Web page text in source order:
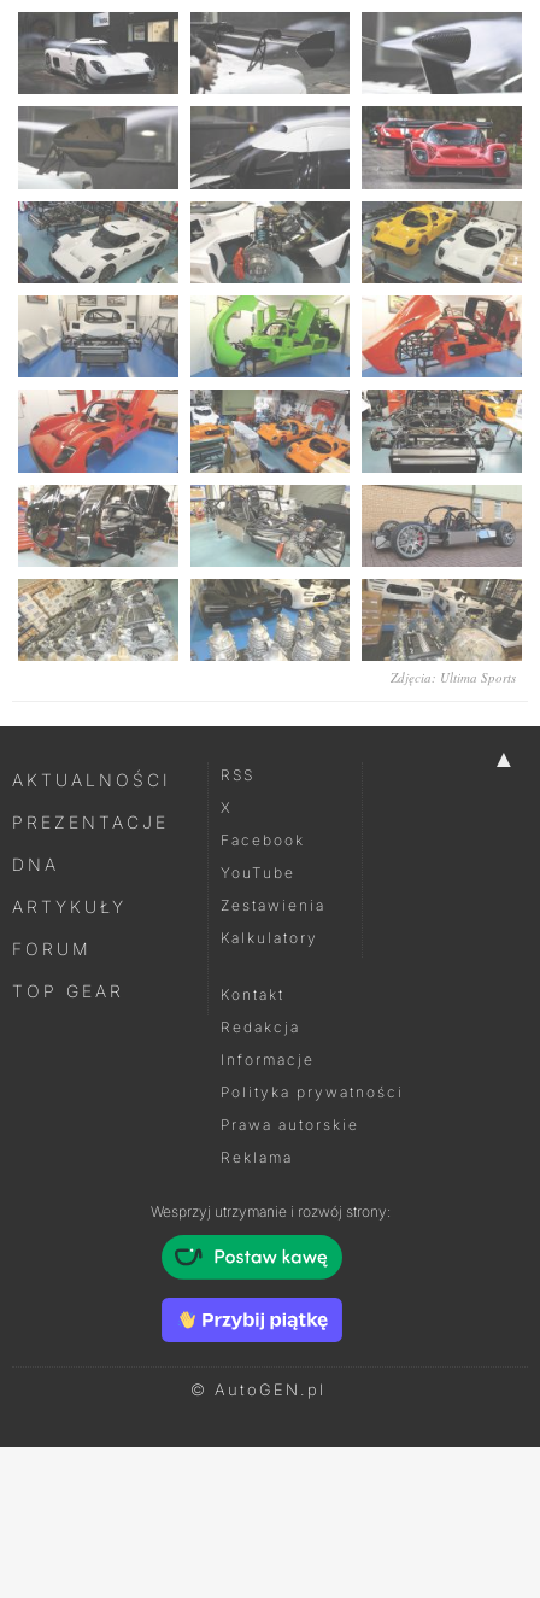
Zdjęcia: Ultima Sports
▲
AKTUALNOŚCI
PREZENTACJE
DNA
ARTYKUŁY
FORUM
TOP GEAR
RSS
X
Facebook
YouTube
Zestawienia
Kalkulatory
Kontakt
Redakcja
Informacje
Polityka prywatności
Prawa autorskie
Reklama
Wesprzyj utrzymanie i rozwój strony:
© AutoGEN.pl